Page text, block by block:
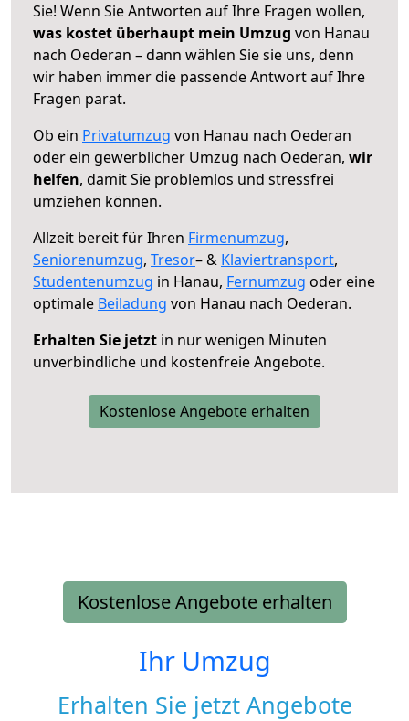
Sie! Wenn Sie Antworten auf Ihre Fragen wollen,
was kostet überhaupt mein Umzug von Hanau
nach Oederan – dann wählen Sie sie uns, denn
wir haben immer die passende Antwort auf Ihre
Fragen parat.
Ob ein Privatumzug von Hanau nach Oederan
oder ein gewerblicher Umzug nach Oederan, wir
helfen, damit Sie problemlos und stressfrei
umziehen können.
Allzeit bereit für Ihren Firmenumzug,
Seniorenumzug, Tresor– & Klaviertransport,
Studentenumzug in Hanau, Fernumzug oder eine
optimale Beiladung von Hanau nach Oederan.
Erhalten Sie jetzt in nur wenigen Minuten
unverbindliche und kostenfreie Angebote.
Kostenlose Angebote erhalten
Kostenlose Angebote erhalten
Ihr Umzug
Erhalten Sie jetzt Angebote